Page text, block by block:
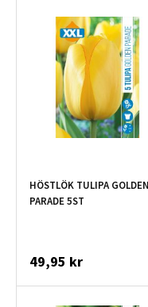
HÖSTLÖK TULIPA GOLDEN
PARADE 5ST
49,95 kr